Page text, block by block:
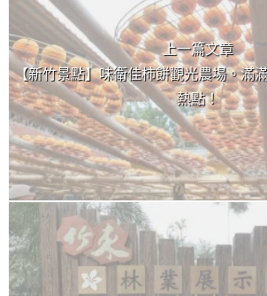
上一篇文章
【新竹景點】味衛佳柿餅觀光農場。滿
熱點！